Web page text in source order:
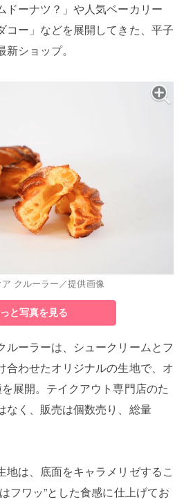
ドーナツ？」や人気ベーカリー
コー」などを展開してきた、平子
ショップ。
クルーラー／提供画像
と写真を見る
ルーラーは、シュークリームとフ
合わせたオリジナルの生地で、オ
展開。テイクアウト専門店のた
なく、販売は個数売り、総量
地は、底面をキャラメリゼするこ
フワッ”とした食感に仕上げてお